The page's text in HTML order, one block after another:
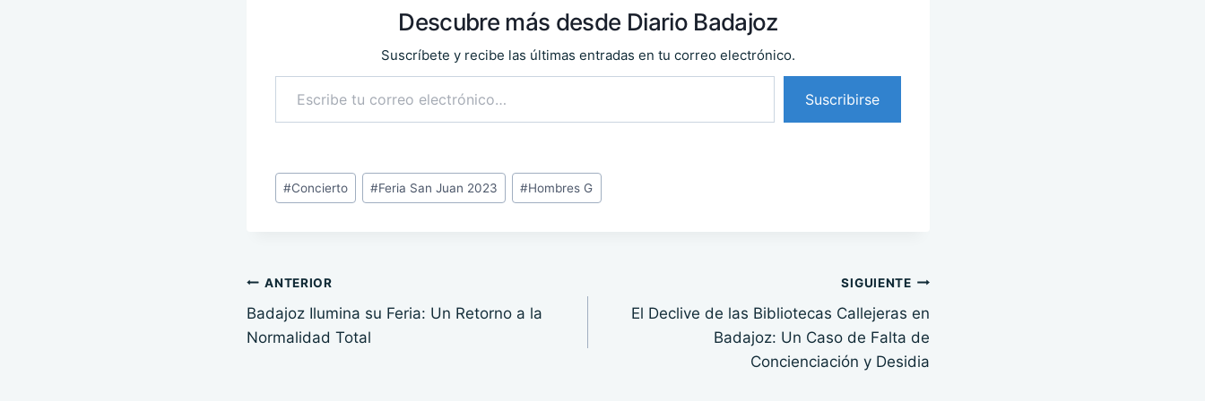
Descubre más desde Diario Badajoz
Suscríbete y recibe las últimas entradas en tu correo electrónico.
Escribe tu correo electrónico…
Suscribirse
Etiquetas
de
#Concierto #Feria San Juan 2023 #Hombres G
Navegación
de
ANTERIOR
Badajoz Ilumina su Feria: Un Retorno a la
Normalidad Total
SIGUIENTE
El Declive de las Bibliotecas Callejeras en
Badajoz: Un Caso de Falta de
Concienciación y Desidia